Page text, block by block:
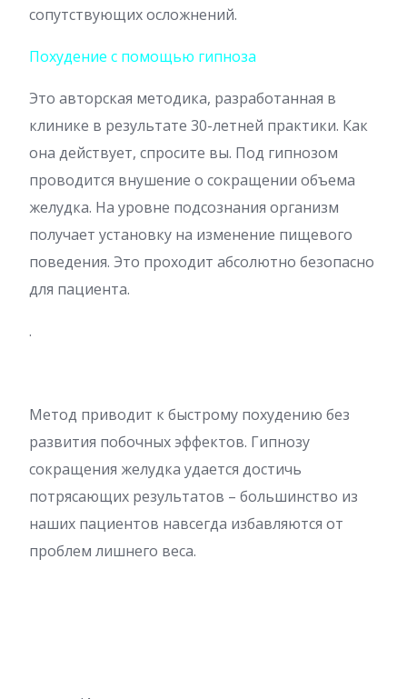
сопутствующих осложнений.
Похудение с помощью гипноза
Это авторская методика, разработанная в
клинике в результате 30-летней практики. Как
она действует, спросите вы. Под гипнозом
проводится внушение о сокращении объема
желудка. На уровне подсознания организм
получает установку на изменение пищевого
поведения. Это проходит абсолютно безопасно
для пациента.
.
Метод приводит к быстрому похудению без
развития побочных эффектов. Гипнозу
сокращения желудка удается достичь
потрясающих результатов – большинство из
наших пациентов навсегда избавляются от
проблем лишнего веса.